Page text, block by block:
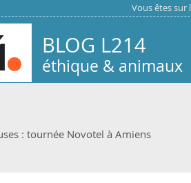
Vous êtes sur
BLOG L214
éthique & animaux
: tournée Novotel à Amiens